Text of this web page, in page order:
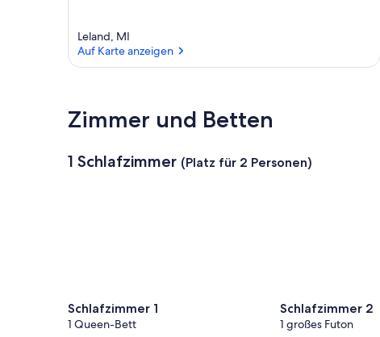
Leland, MI
Auf Karte anzeigen
Zimmer und Betten
1 Schlafzimmer (Platz für 2 Personen)
Schlafzimmer 1
1 Queen-Bett
Schlafzimmer 2
1 großes Futon